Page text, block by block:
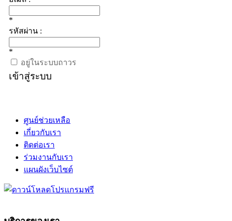
*
รหัสผ่าน :
*
อยู่ในระบบถาวร
เข้าสู่ระบบ
ศูนย์ช่วยเหลือ
เกี่ยวกับเรา
ติดต่อเรา
ร่วมงานกับเรา
แผนผังเว็บไซต์